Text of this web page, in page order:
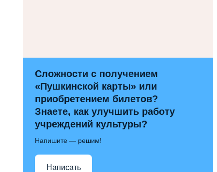
Сложности с получением
«Пушкинской карты» или
приобретением билетов?
Знаете, как улучшить работу
учреждений культуры?
Напишите — решим!
Написать